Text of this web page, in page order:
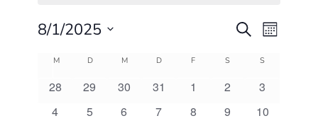
und
SucheMonat
8/1/2025
wählen.
Kalender
von
Veranstaltungen
M MONTAG
D DIENSTAG
M MITTWOCH
D DONNERSTAG
F FREITAG
S SAMSTAG
S
0
28
0
29
0
30
0
31
0
1
0
2
0
3
0
4
0
5
0
6
0
7
0
8
0
9
0
10